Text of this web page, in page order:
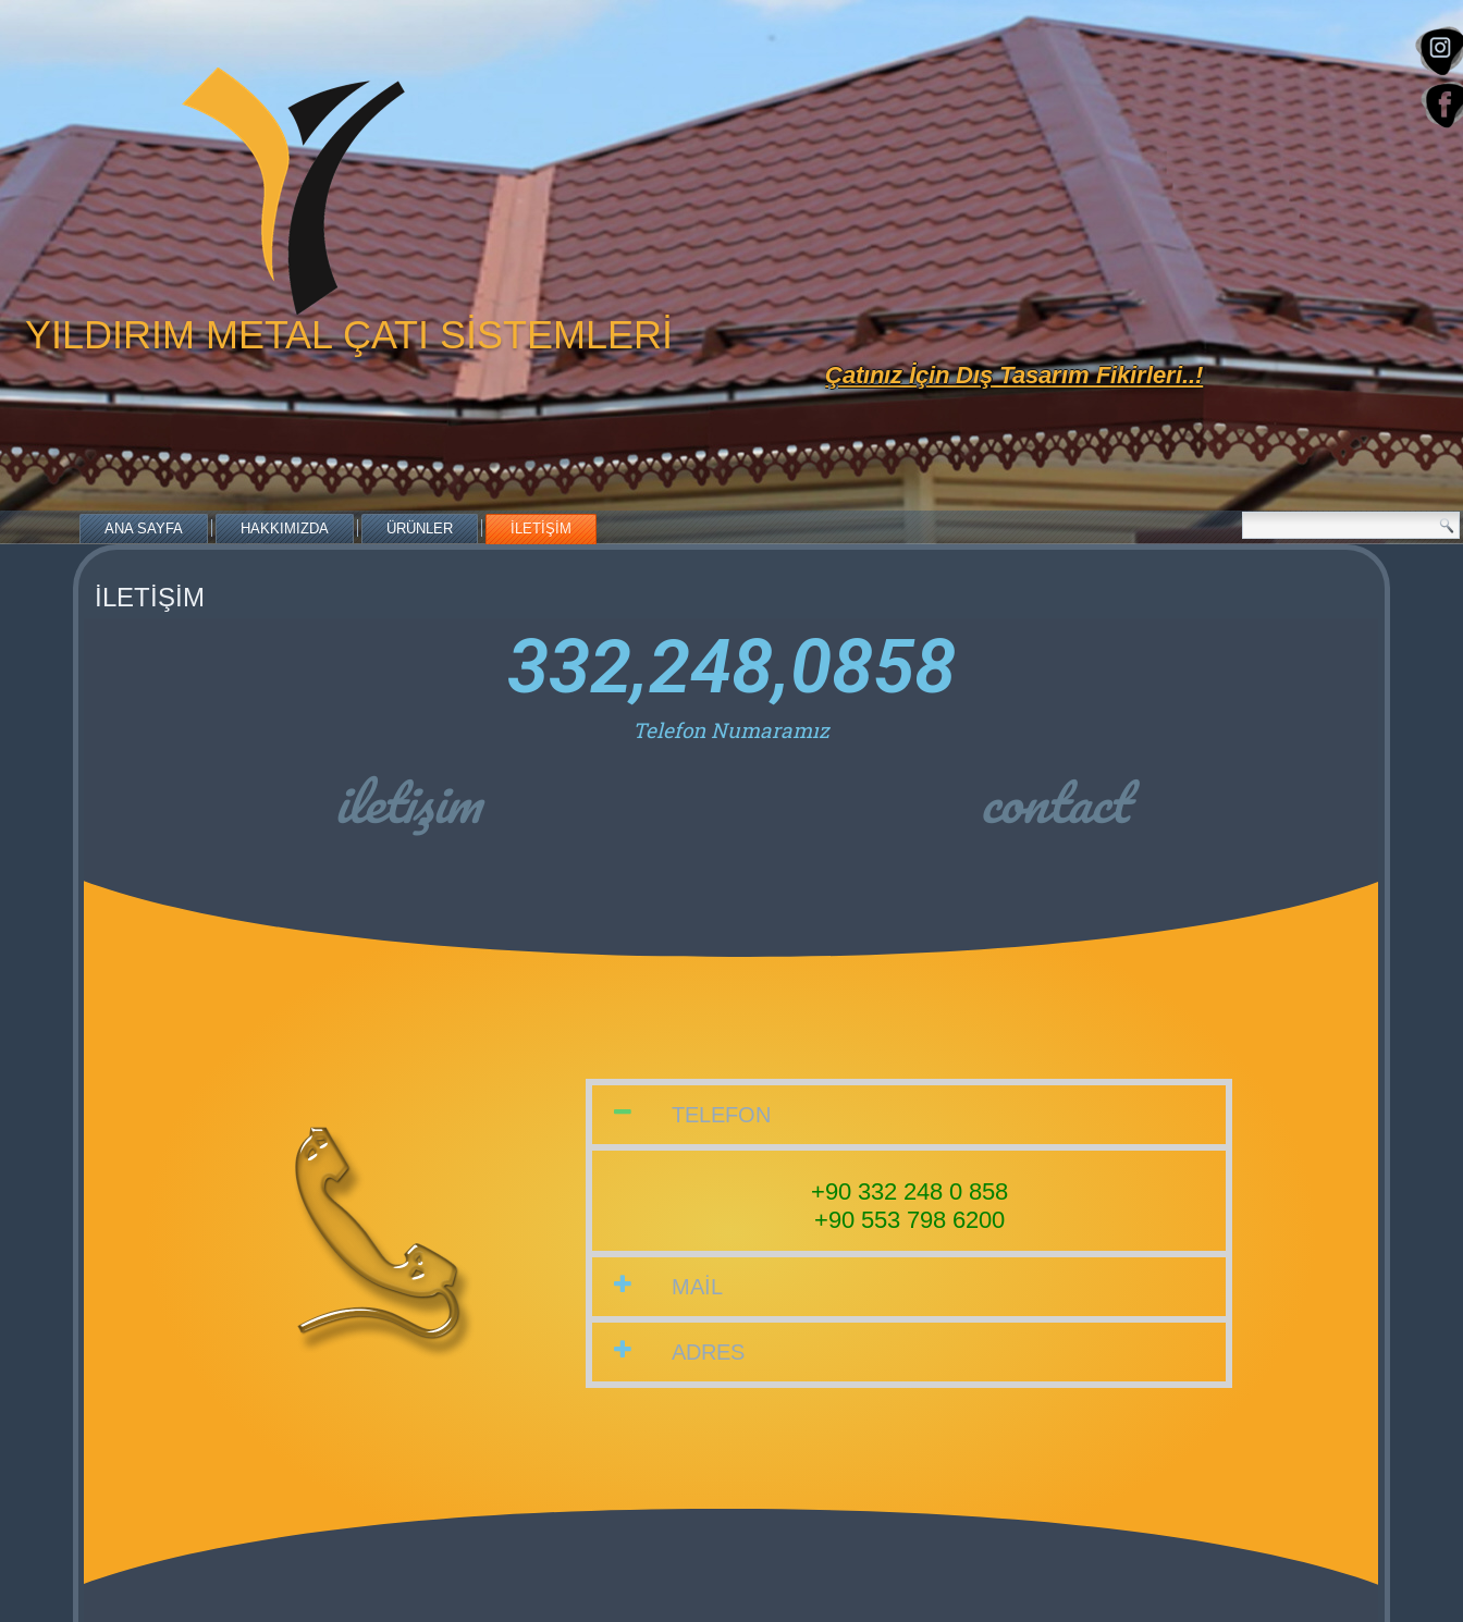
YILDIRIM METAL ÇATI SİSTEMLERİ
Çatınız İçin Dış Tasarım Fikirleri..!
ANA SAYFA HAKKIMIZDA ÜRÜNLER İLETİŞİM
İLETİŞİM
332,248,0858
Telefon Numaramız
iletişim contact
TELEFON
+90 332 248 0 858
+90 553 798 6200
MAİL
ADRES